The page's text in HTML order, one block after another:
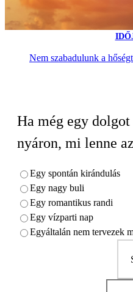
Nem szabadulunk a
Ha még egy
nyáron, mi lenne
Egy spontán kirándulás
Egy nagy buli
Egy romantikus randi
Egy vízparti nap
Egyáltalán nem tervezek